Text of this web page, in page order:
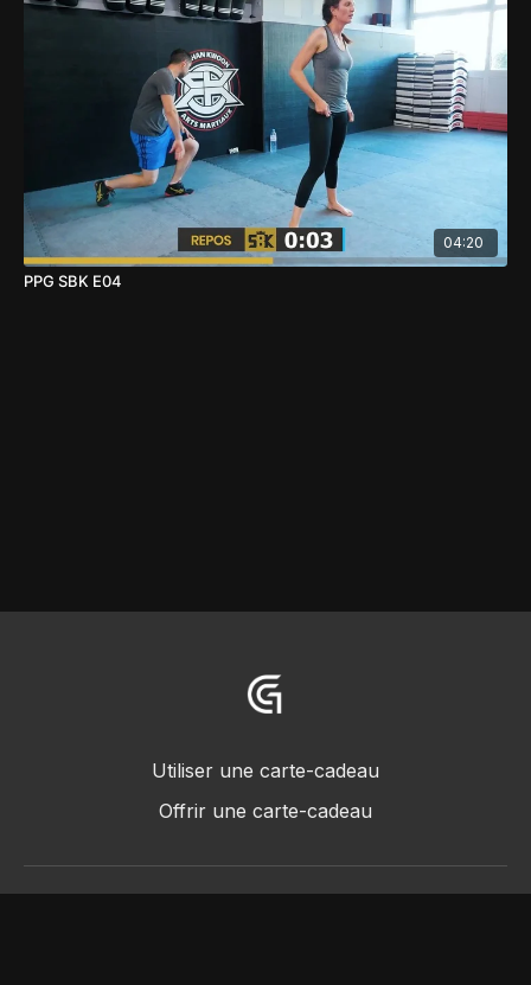
04:20
PPG SBK E04
Utiliser une carte-cadeau
Offrir une carte-cadeau